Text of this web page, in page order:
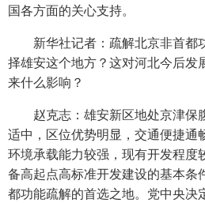
国各方面的关心支持。
新华社记者：疏解北京非首都
择雄安这个地方？这对河北今后发
来什么影响？
赵克志：雄安新区地处京津保
适中，区位优势明显，交通便捷通
环境承载能力较强，现有开发程度
备高起点高标准开发建设的基本条
都功能疏解的首选之地。党中央决